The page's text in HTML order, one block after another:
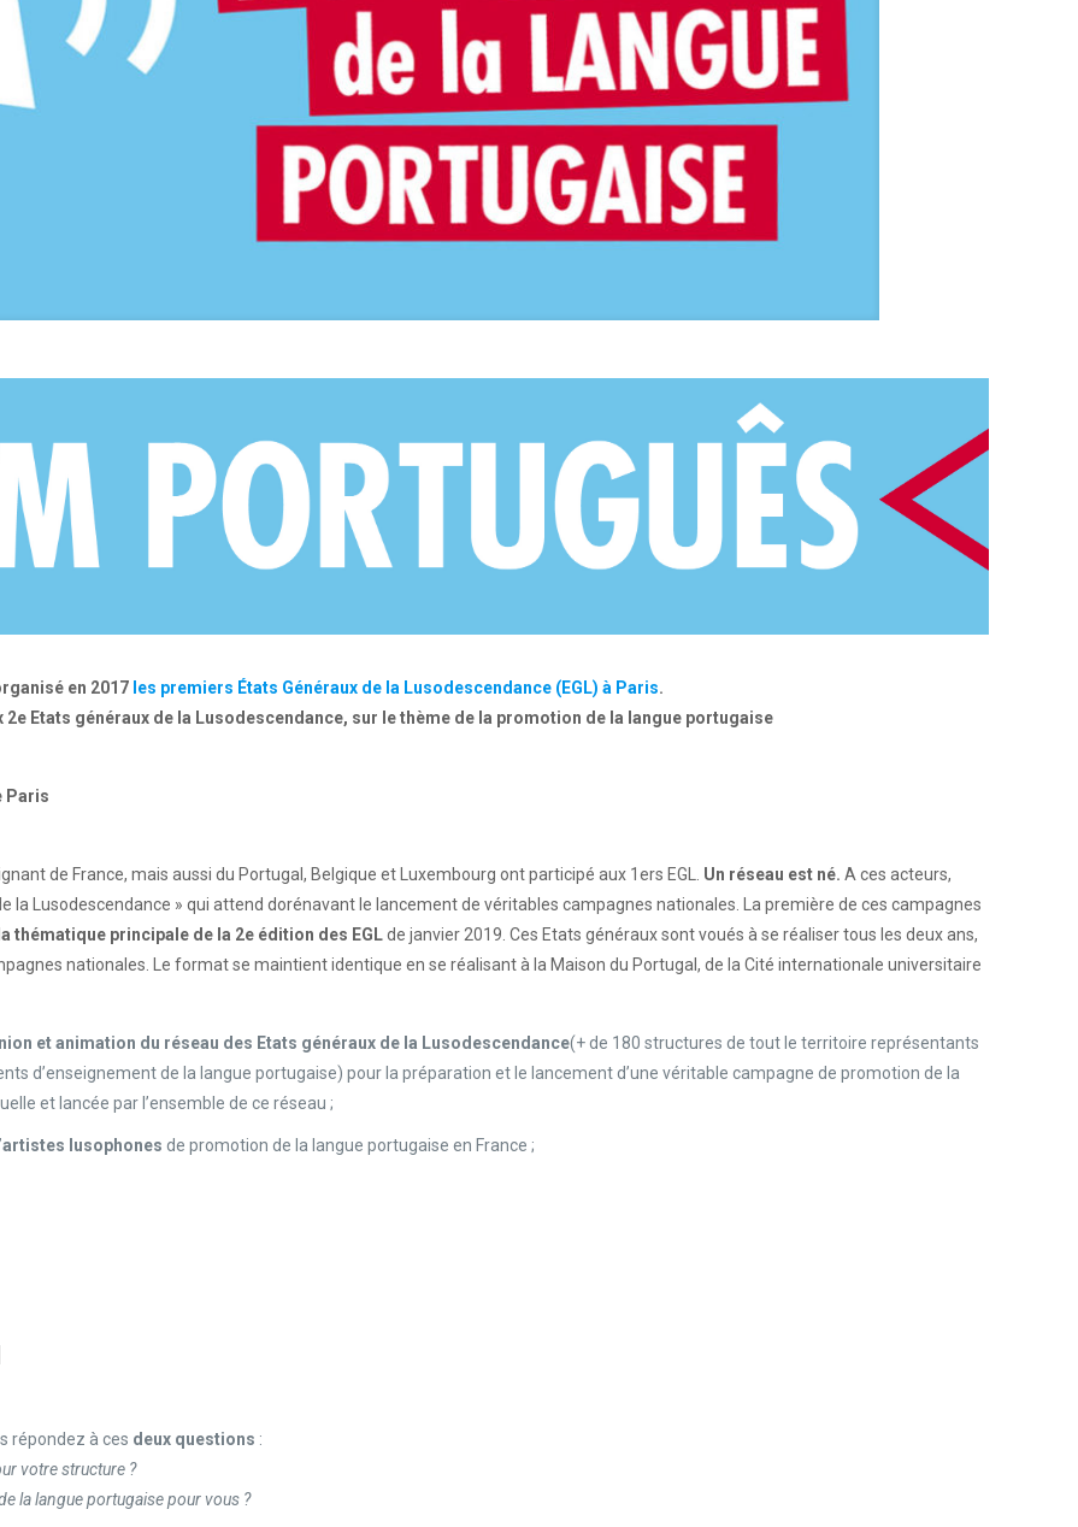
en 2017 les premiers États Généraux de la Lusodescendance (EGL) à Paris.
Etats généraux de la Lusodescendance, sur le thème de la promotion de la langue portugaise
Paris
de France, mais aussi du Portugal, Belgique et Luxembourg ont participé aux 1ers EGL. Un réseau est né. A ces acteurs,
la Lusodescendance » qui attend dorénavant le lancement de véritables campagnes nationales. La première de ces campagnes
thématique principale de la 2e édition des EGLde janvier 2019. Ces Etats généraux sont voués à se réaliser tous les deux ans,
nationales. Le format se maintient identique en se réalisant à la Maison du Portugal, de la Cité internationale universitaire
et animation du réseau des Etats généraux de la Lusodescendance(+ de 180 structures de tout le territoire représentants
d’enseignement de la langue portugaise) pour la préparation et le lancement d’une véritable campagne de promotion de la
et lancée par l’ensemble de ce réseau ;
lusophones de promotion de la langue portugaise en France ;
répondez à ces deux questions :
votre structure ?
la langue portugaise pour vous ?